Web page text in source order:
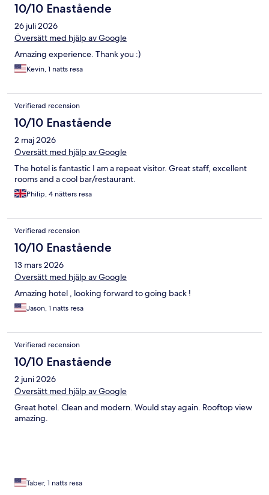
10/10 Enastående
26 juli 2026
Översätt med hjälp av Google
Amazing experience. Thank you :)
Kevin, 1 natts resa
Verifierad recension
10/10 Enastående
2 maj 2026
Översätt med hjälp av Google
The hotel is fantastic I am a repeat visitor. Great staff, excellent
rooms and a cool bar/restaurant.
Philip, 4 nätters resa
Verifierad recension
10/10 Enastående
13 mars 2026
Översätt med hjälp av Google
Amazing hotel , looking forward to going back !
Jason, 1 natts resa
Verifierad recension
10/10 Enastående
2 juni 2026
Översätt med hjälp av Google
Great hotel. Clean and modern. Would stay again. Rooftop view
amazing.
Taber, 1 natts resa